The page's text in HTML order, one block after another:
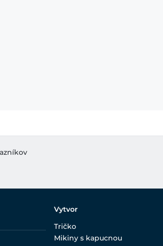
Vytvor
Tričko
Mikiny s kapucnou